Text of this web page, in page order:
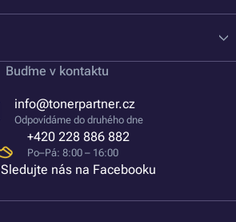
Buďme v kontaktu
info@tonerpartner.cz
Odpovídáme do druhého dne
+420 228 886 882
Po–Pá: 8:00 – 16:00
Sledujte nás na Facebooku